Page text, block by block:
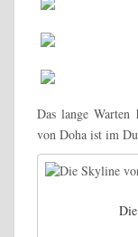
Das lange
von Doha ist im